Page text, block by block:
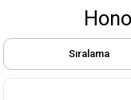
Sıralama